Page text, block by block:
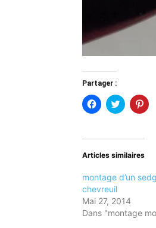
Partager :
Cliquez
pour
dans
nouvelle
Cliquez
pour
dans
nouvelle
pour
Articles similaires
montage d’un
chevreuil
Mai 27, 2014
Dans "montage